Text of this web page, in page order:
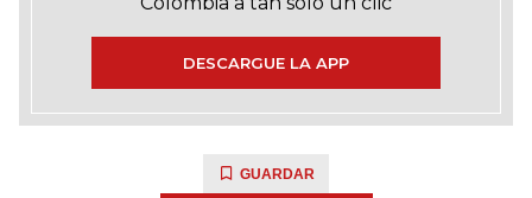
DESCARGUE LA APP
GUARDAR